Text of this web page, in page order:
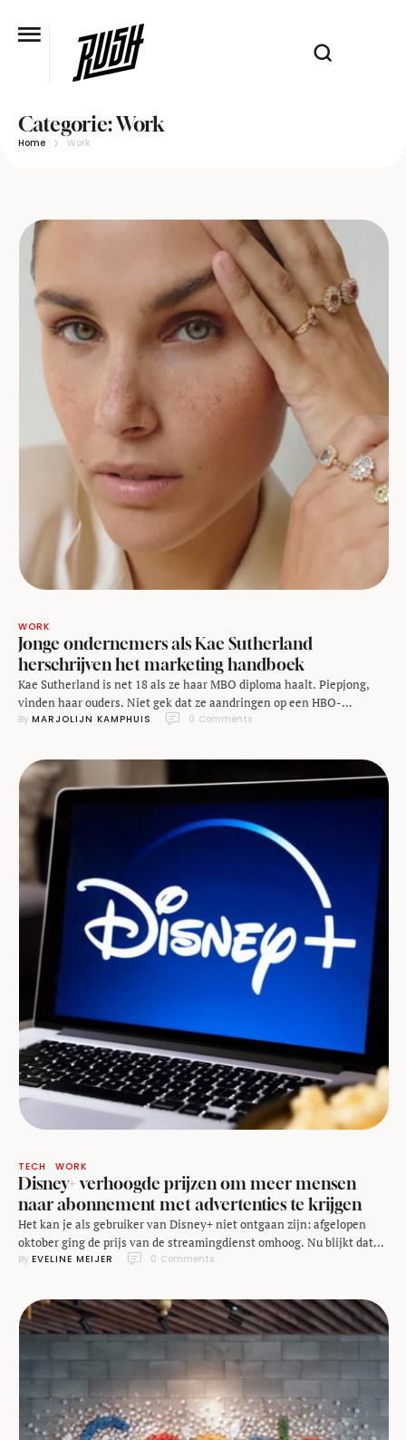
Categorie:Work
Home Work
WORK
Jonge ondernemers als Kae Sutherland
herschrijven het marketing handboek
Kae Sutherland is net 18 als ze haar MBO diploma haalt. Piepjong,
vinden haar ouders. Niet gek dat ze aandringen op een HBO-
opleiding voor ze aan haar werkende leven begint. Maar Kae weet
tussenjaar, op voorwaarde ze dat ‘zinvol’ besteedt. Zinvol …
By MARJOLIJN KAMPHUIS 0 Comments
TECH WORK
Disney+ verhoogde prijzen om meer mensen
naar abonnement met advertenties te krijgen
Het kan je als gebruiker van Disney+ niet ontgaan zijn: afgelopen
oktober ging de prijs van de streamingdienst omhoog. Nu blijkt dat
de streamingdienst niet direct met die hogere prijzen meer geld
met advertenties probeerde te sturen. Uit de kwartaalcijfers blijkt dat
dit heeft gewerkt. De …
By EVELINE MEIJER 0 Comments